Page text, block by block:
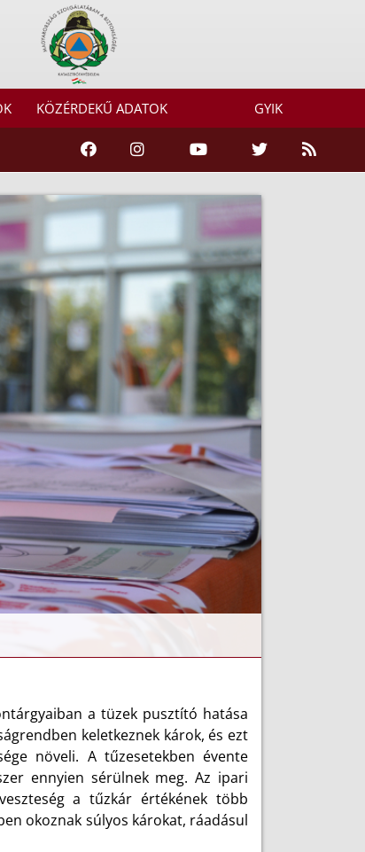
KÖZÉRDEKŰ ADATOK GYIK
a tüzek pusztító hatása
keletkeznek károk, és ezt
növeli. A tűzesetekben évente
ennyien sérülnek meg. Az ipari
a tűzkár értékének több
okoznak súlyos károkat, ráadásul